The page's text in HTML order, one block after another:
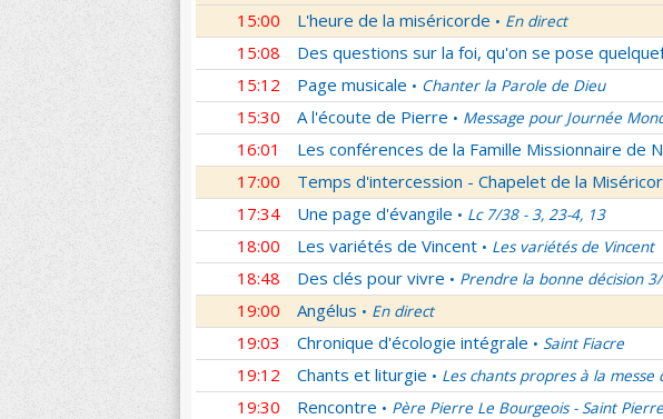
15:00 L'heure de la miséricorde • En direct
15:08 Des questions sur la foi, qu'on se pose
15:12 Page musicale • Chanter la Parole de Dieu
15:30 A l'écoute de Pierre • Message pour Journée
16:01 Les conférences de la Famille Missionnaire de
17:00 Temps d'intercession - Chapelet de la
17:34 Une page d'évangile • Lc 7/38 - 3, 23-4, 13
18:00 Les variétés de Vincent • Les variétés de Vincent
18:48 Des clés pour vivre • Prendre la bonne décision
19:00 Angélus • En direct
19:03 Chronique d'écologie intégrale • Saint Fiacre
19:12 Chants et liturgie • Les chants propres à la
19:30 Rencontre • Père Pierre Le Bourgeois - Saint